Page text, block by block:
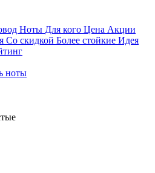
Ноты Для кого Цена Акции
Со скидкой Более стойкие Идея
ноты